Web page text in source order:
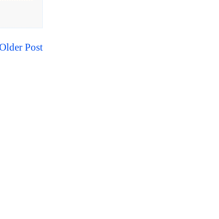
Post